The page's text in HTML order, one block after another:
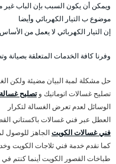
ويمكن أن يكون السبب بإن الباب غير
موضوع ب التيار الكهربائي وأيضا
إن التيار الكهربائي لا يعمل من
وفرنا كافة الخدمات المتعلقة بصيانة
حل مشكلة لمبة البيان مضيئة ولكن
تصليح غسالات اتوماتيك وتصليح غسالة
الوسائل لعدم تعرض الغسالة لتكرار
العطل عبر فني غسالات باكستاني
فني غسالات الكويتالجاهز للوصول
كما نقدم خدمة فني ثلاجات الكويت
طباخات القصور الكويت أينما كنتم في